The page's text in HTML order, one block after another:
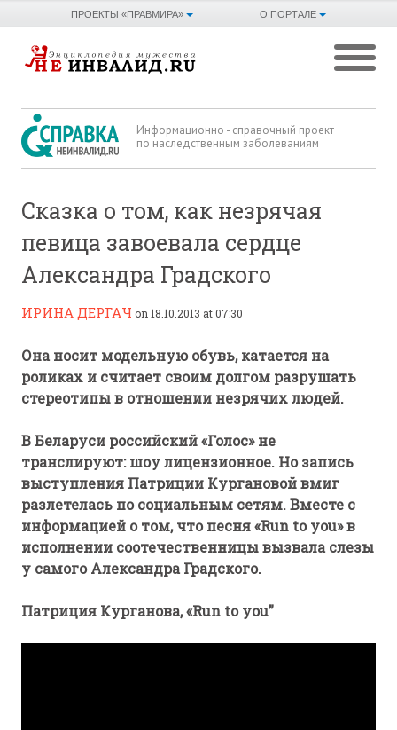
О ПОРТАЛЕ
ПРОЕКТЫ «ПРАВМИРА»
Информационно - справочный проект
по наследственным заболеваниям
Сказка о том, как незрячая
певица завоевала сердце
Александра Градского
ИРИНА ДЕРГАЧ on 18.10.2013 at 07:30
Она носит модельную обувь, катается на
роликах и считает своим долгом разрушать
стереотипы в отношении незрячих людей.
В Беларуси российский «Голос» не
транслируют: шоу лицензионное. Но запись
выступления Патриции Кургановой вмиг
разлетелась по социальным сетям. Вместе с
информацией о том, что песня «Run to you» в
исполнении соотечественницы вызвала слезы
у самого Александра Градского.
Патриция Курганова, «Run to you”